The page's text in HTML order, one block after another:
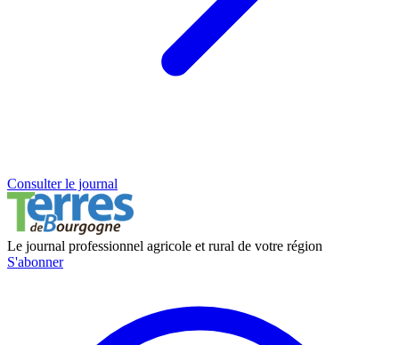
Consulter le journal
Le journal professionnel agricole et rural de votre région
S'abonner